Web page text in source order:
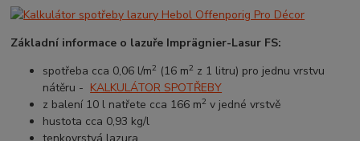
Základní informace o lazuře Imprägnier-Lasur FS:
spotřeba cca 0,06 l/m2 (16 m2 z 1 litru) pro jednu vrstvu
nátěru - KALKULÁTOR SPOTŘEBY
z balení 10 l natřete cca 166 m2 v jedné vrstvě
hustota cca 0,93 kg/l